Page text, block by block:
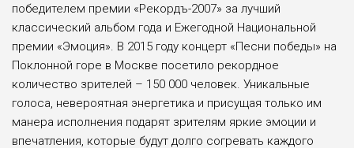
победителем премии «Рекордъ-2007» за лучший
классический альбом года и Ежегодной Национальной
премии «Эмоция». В 2015 году концерт «Песни победы» на
Поклонной горе в Москве посетило рекордное
количество зрителей – 150 000 человек. Уникальные
голоса, невероятная энергетика и присущая только им
манера исполнения подарят зрителям яркие эмоции и
впечатления, которые будут долго согревать каждого